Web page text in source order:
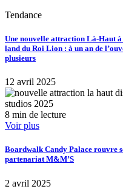
Tendance
Une nouvelle attraction Là-Haut
land du Roi Lion : à un an de
plusieurs
12 avril 2025
8 min de lecture
Voir plus
Boardwalk Candy Palace rouvre
partenariat M&M’S
2 avril 2025